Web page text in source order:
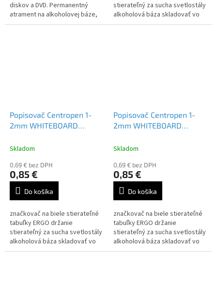
diskov a DVD. Permanentný
atrament na alkoholovej báze,
šírka stopy písma 1 mm.
stierateľný za sucha svetlostály
alkoholová báza skladovať vo
vodorovnej polohe valcový hrot
Popisovač Centropen 1-
2mm WHITEBOARD
Skladom
0,69 € bez DPH
0,85 €
Do košíka
značkovač na biele stierateľné
tabuľky ERGO držanie
stierateľný za sucha svetlostály
alkoholová báza skladovať vo
vodorovnej polohe valcový hrot
Popisovač Centropen 1-
2mm WHITEBOARD
Skladom
0,69 € bez DPH
0,85 €
Do košíka
značkovač na biele stierateľné
tabuľky ERGO držanie
stierateľný za sucha svetlostály
alkoholová báza skladovať vo
vodorovnej polohe valcový hrot